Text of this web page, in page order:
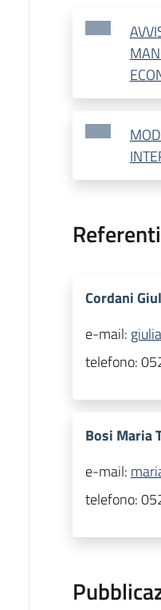
Referenti
Cordani
e-mail:
telefono:
Bosi Maria
e-mail:
telefono: